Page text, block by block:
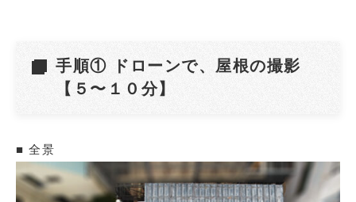
手順① ドローンで、屋根の撮影
【５〜１０分】
■ 全景